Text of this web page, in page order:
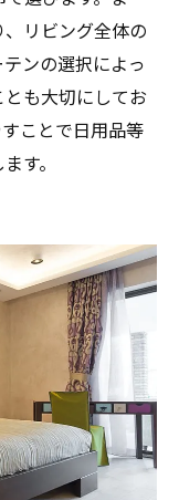
リビング全体の
ンの選択によっ
も大切にしてお
ことで日用品等
す。